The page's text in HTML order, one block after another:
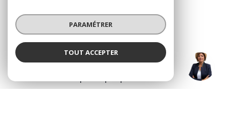
HARABASZ (EI)
VOTRE ESPACE
PARAMÉTRER
TOUT ACCEPTER